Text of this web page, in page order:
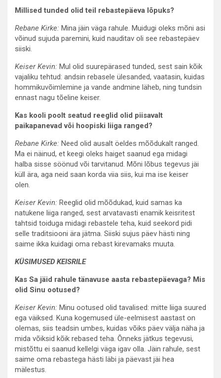
Millised tunded olid teil rebastepäeva lõpuks?
Rebane Kirke: Mina jäin väga rahule. Muidugi oleks mõni asi
võinud sujuda paremini, kuid nauditav oli see rebastepäev
siiski.
Keiser Kevin: Mul olid suurepärased tunded, sest sain kõik
vajaliku tehtud: andsin rebasele ülesanded, vaatasin, kuidas
hommikuvõimlemine ja vande andmine läheb, ning tundsin
ennast nagu tõeline keiser.
Kas kooli poolt seatud reeglid olid piisavalt
paikapanevad või hoopiski liiga ranged?
Rebane Kirke: Need olid ausalt öeldes mõõdukalt ranged.
Ma ei näinud, et keegi oleks haiget saanud ega midagi
halba sisse söönud või tarvitanud. Mõni lõbus tegevus jäi
küll ära, aga neid saan korda viia siis, kui ma ise keiser
olen.
Keiser Kevin: Reeglid olid mõõdukad, kuid samas ka
natukene liiga ranged, sest arvatavasti enamik keisritest
tahtsid toiduga midagi rebastele teha, kuid seekord pidi
selle traditsiooni ära jätma. Siiski sujus päev hästi ning
saime ikka kuidagi oma rebast kirevamaks muuta.
KÜSIMUSED KEISRILE
Kas Sa jäid rahule tänavuse aasta rebastepäevaga? Mis
olid Sinu ootused?
Keiser Kevin: Minu ootused olid tavalised: mitte liiga suured
ega väiksed. Kuna kogemused üle-eelmisest aastast on
olemas, siis teadsin umbes, kuidas võiks päev välja näha ja
mida võiksid kõik rebased teha. Õnneks jätkus tegevusi,
mistõttu ei saanud kellelgi väga igav olla. Jäin rahule, sest
saime oma rebastega hästi läbi ja päevast jäi hea
mälestus.